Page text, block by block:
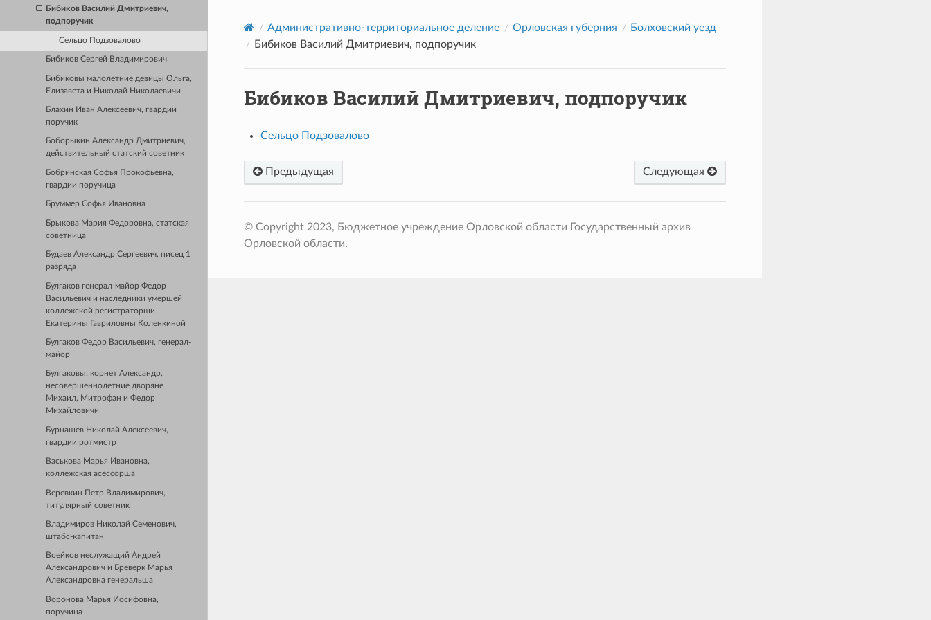
Бибиков Василий Дмитриевич,
подпоручик
Сельцо Подзовалово
Бибиков Сергей Владимирович
Бибиковы малолетние девицы Ольга,
Елизавета и Николай Николаевичи
Блахин Иван Алексеевич, гвардии
поручик
Боборыкин Александр Дмитриевич,
действительный статский советник
Бобринская Софья Прокофьевна,
гвардии поручица
Бруммер Софья Ивановна
Брыкова Мария Федоровна, статская
советница
Будаев Александр Сергеевич, писец 1
разряда
Булгаков генерал-майор Федор
Васильевич и наследники умершей
коллежской регистраторши
Екатерины Гавриловны Коленкиной
Булгаков Федор Васильевич, генерал-
майор
Булгаковы: корнет Александр,
несовершеннолетние дворяне
Михаил, Митрофан и Федор
Михайловичи
Бурнашев Николай Алексеевич,
гвардии ротмистр
Васькова Марья Ивановна,
коллежская асессорша
Веревкин Петр Владимирович,
титулярный советник
Владимиров Николай Семенович,
штабс-капитан
Воейков неслужащий Андрей
Александрович и Бреверк Марья
Александровна генеральша
Воронова Марья Иосифовна,
поручица
Административно-территориальное деление Орловская губерния
Болховский уезд
Бибиков Василий Дмитриевич, подпоручик
Бибиков Василий Дмитриевич, подпоручик
Сельцо Подзовалово
Предыдущая Следующая
© Copyright 2023, Бюджетное учреждение Орловской области Государственный архив
Орловской области.